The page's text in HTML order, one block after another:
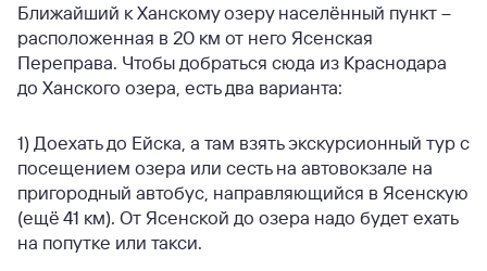
Ближайший к Ханскому озеру населённый пункт –
расположенная в 20 км от него Ясенская
Переправа. Чтобы добраться сюда из Краснодара
до Ханского озера, есть два варианта:
1) Доехать до Ейска, а там взять экскурсионный тур с
посещением озера или сесть на автовокзале на
пригородный автобус, направляющийся в Ясенскую
(ещё 41 км). От Ясенской до озера надо будет ехать
на попутке или такси.